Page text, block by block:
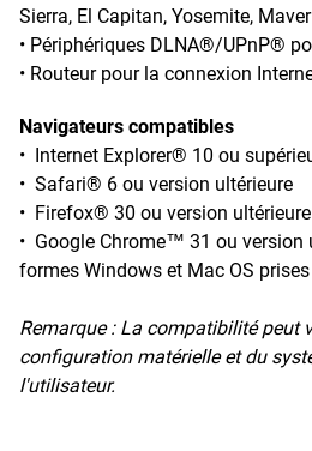
Sierra, El Capitan, Yosemite,
• Périphériques DLNA®/UPnP®
• Routeur pour la connexion
Navigateurs compatibles
• Internet Explorer® 10 ou
• Safari® 6 ou version ultérieure
• Firefox® 30 ou version ultérieure
• Google Chrome™ 31 ou version
formes Windows et Mac OS
Remarque : La compatibilité peut
configuration matérielle et du
l'utilisateur.